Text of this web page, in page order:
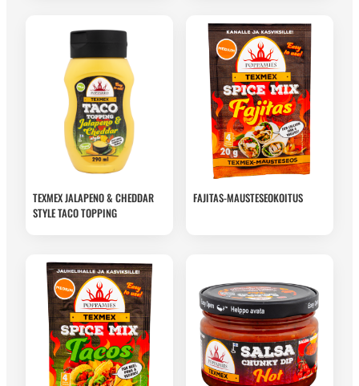
TEXMEX JALAPENO & CHEDDAR
STYLE TACO TOPPING
FAJITAS-MAUSTESEOKOITUS